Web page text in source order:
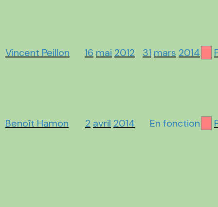
Vincent Peillon 16 mai 2012 31 mars 2014
Benoît Hamon 2 avril 2014 En fonction